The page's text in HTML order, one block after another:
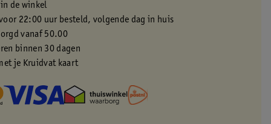
de winkel
22:00 uur besteld, volgende dag in huis
vanaf 50.00
binnen 30 dagen
je Kruidvat kaart